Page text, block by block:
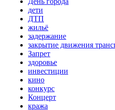
дети
ДТП
жильё
задержание
закрытие движения
Запрет
здоровье
инвестиции
кино
конкурс
Концерт
кража